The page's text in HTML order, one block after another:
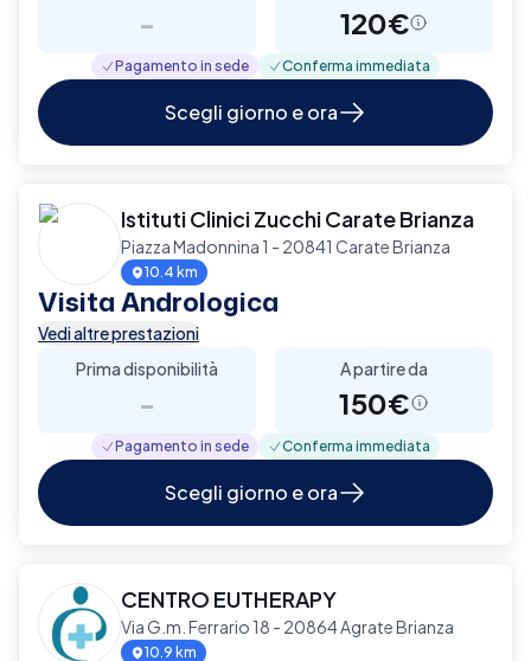
- 120€
Pagamento in sede Conferma immediata
Scegli giorno e ora
Istituti Clinici Zucchi Carate Brianza
Piazza Madonnina 1 - 20841 Carate Brianza
10.4 km
Visita Andrologica
Vedi altre prestazioni
Prima disponibilità
-
A partire da
150€
Pagamento in sede Conferma immediata
Scegli giorno e ora
CENTRO EUTHERAPY
Via G.m. Ferrario 18 - 20864 Agrate Brianza
10.9 km